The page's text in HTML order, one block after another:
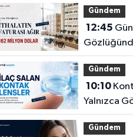
Gündem
12:45
Ağır
Milyon Dolar
Gündem
10:10
Yalnızca
Düzeltme
Olmayabilir
Gündem